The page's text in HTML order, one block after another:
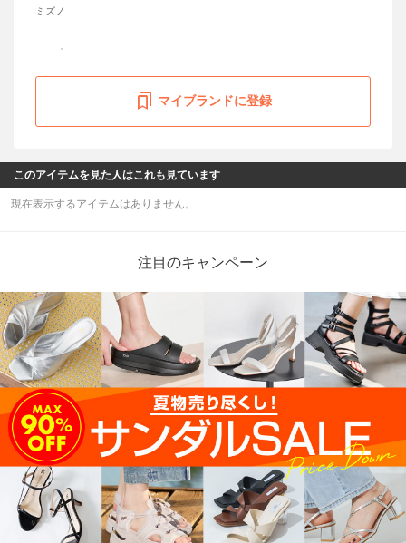
ミズノ
マイブランドに登録
このアイテムを見た人はこれも見ています
現在表示するアイテムはありません。
注目のキャンペーン